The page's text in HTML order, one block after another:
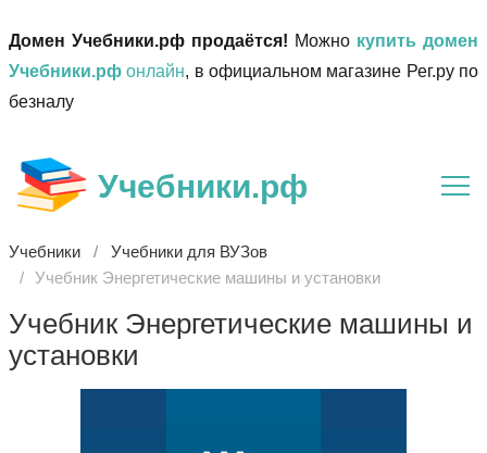
Домен Учебники.рф продаётся! Можно купить домен
Учебники.рф онлайн, в официальном магазине Рег.ру по
безналу
Учебники.рф
Учебники
Учебники для ВУЗов
Учебник Энергетические машины и установки
Учебник Энергетические машины и
установки